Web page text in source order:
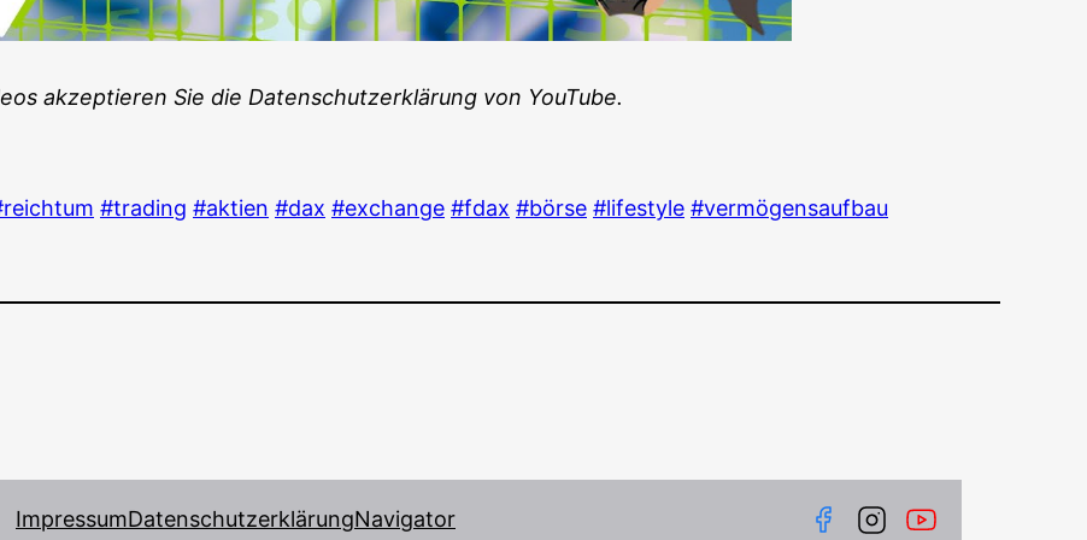
akzep­tie­ren Sie die Daten­schutz­er­klä­rung von YouTube.
#tra­ding #akti­en #dax #exch­an­ge #fdax #bör­se #life­style #ver­mö­gens­auf­bau
ImpressumDatenschutzerklärungNavigator